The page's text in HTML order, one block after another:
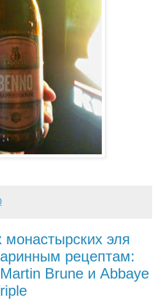
монастырских эля
рецептам:
Brune и Abbaye